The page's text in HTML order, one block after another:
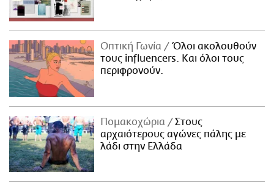
Οπτική Γωνία
Όλοι ακολουθούν
τους influencers. Και όλοι τους
περιφρονούν.
Πομακοχώρια
Στους
αρχαιότερους αγώνες πάλης με
λάδι στην Ελλάδα